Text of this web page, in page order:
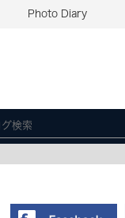
Photo Diary